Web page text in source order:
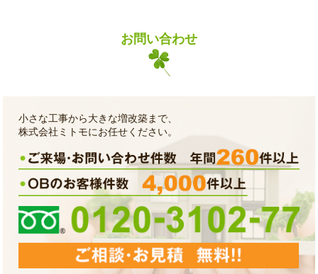
お問い合わせ
小さな工事から大きな増改築まで、
株式会社ミトモにお任せください。